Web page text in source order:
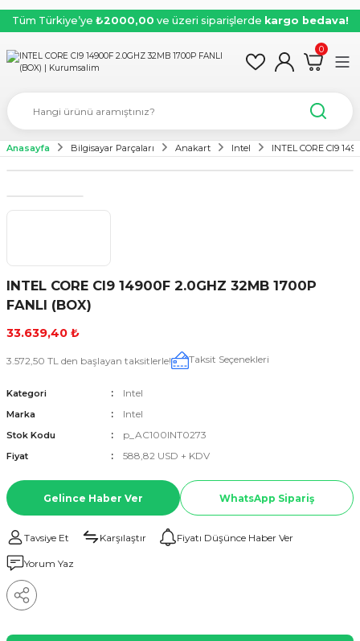
Tüm Türkiye’ye ₺2000,00 ve üzeri siparişlerde kargo bedava!
0
Anasayfa Bilgisayar Parçaları Anakart Intel INTEL CORE CI9
INTEL CORE CI9 14900F 2.0GHZ 32MB 1700P
FANLI (BOX)
33.639,40 ₺
3.572,50 TL den başlayan taksitlerle! Taksit Seçenekleri
Kategori Intel
Marka Intel
Stok Kodu p_AC100INT0273
Fiyat 588,82 USD + KDV
Gelince Haber Ver WhatsApp Sipariş
Tavsiye Et Karşılaştır Fiyatı Düşünce Haber Ver
Yorum Yaz